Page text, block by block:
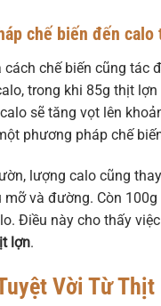
chế biến đến calo
chế biến cũng
trong khi 85g thịt
sẽ tăng vọt lên
phương pháp chế
lượng calo cũng
và đường. Còn
Điều này cho thấy
lợn.
Vời Từ Thịt